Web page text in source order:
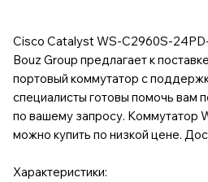
Cisco Catalyst WS-C2960S-
Bouz Group предлагает к
портовый коммутатор с
специалисты готовы помочь вам
по вашему запросу. Коммутатор
можно купить по низкой цене.
Характеристики: